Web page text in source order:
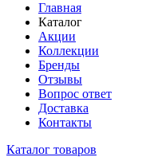
Главная
Каталог
Акции
Коллекции
Бренды
Отзывы
Вопрос ответ
Доставка
Контакты
Каталог товаров